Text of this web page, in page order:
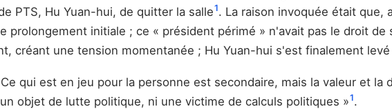
PTS, Hu Yuan-hui, de quitter la salle1. La raison invoquée était que,
prolongement initiale ; ce « président périmé » n'avait pas le droit
créant une tension momentanée ; Hu Yuan-hui s'est finalement
qui est en jeu pour la personne est secondaire, mais la valeur et
objet de lutte politique, ni une victime de calculs politiques »1.